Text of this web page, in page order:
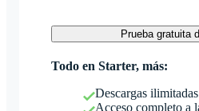
Prueba gratuita
Todo en Starter, más:
Descargas ilimitadas
Acceso completo a